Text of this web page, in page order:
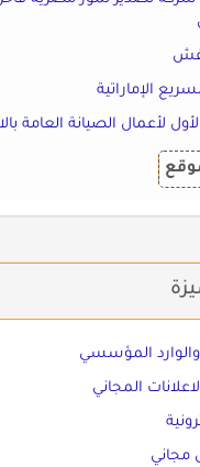
الإماراتية
لأعمال الصيانة العامة
المؤسسي
المجاني
مجاني